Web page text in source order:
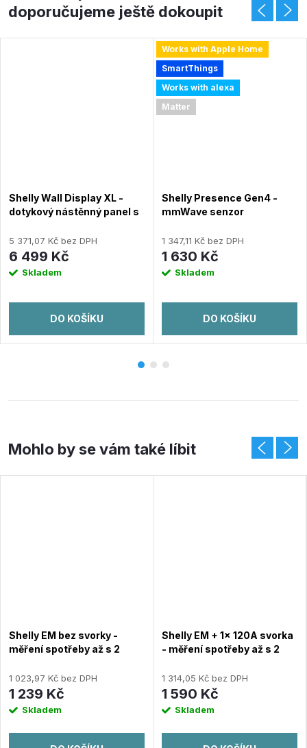
doporučujeme ještě dokoupit
Shelly Wall Display XL -
dotykový nástěnný panel s
Černý
5 371,07 Kč bez DPH
6 499 Kč
Skladem
DO KOŠÍKU
Works with Apple Home
SmartThings
Works with alexa
Matter
Shelly Presence Gen4 -
mmWave senzor
Zigbee, Wi-Fi, Bluetooth a
Matter
1 347,11 Kč bez DPH
1 630 Kč
Skladem
DO KOŠÍKU
Shelly EM bez svorky -
měření spotřeby až s 2
1x2A (WiFi)
1 023,97 Kč bez DPH
1 239 Kč
Skladem
Shelly EM + 1x 120A svorka
- měření spotřeby až s 2
1x2A (WiFi)
1 314,05 Kč bez DPH
1 590 Kč
Skladem